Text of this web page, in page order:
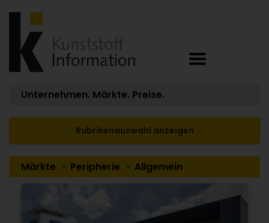
Unternehmen. Märkte. Preise.
Rubrikenauswahl anzeigen
Märkte Peripherie Allgemein